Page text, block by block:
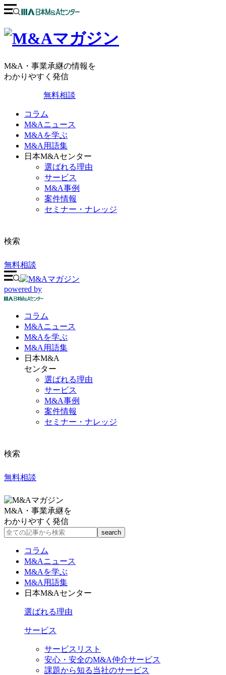
M&A・事業承継の情報を
わかりやすく発信
無料相談
コラム
M&Aニュース
M&Aを学ぶ
M&A用語集
日本M&Aセンター
選ばれる理由
サービス
M&A事例
案件情報
セミナー・ナレッジ
検索
無料相談
powered by
コラム
M&Aニュース
M&Aを学ぶ
M&A 用語集
日本M&A
センター
選ばれる理由
サービス
M&A事例
案件情報
セミナー・ナレッジ
検索
無料相談
M&A・事業承継を
わかりやすく発信
コラム
M&Aニュース
M&Aを学ぶ
M&A用語集
日本M&Aセンター
選ばれる理由
サービス
サービスリスト
安心・安全のM&A仲介サービス
課題から知る当社のサービス